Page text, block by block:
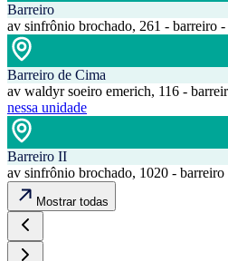
Barreiro
av sinfrônio brochado, 261 - barreiro
Barreiro de Cima
av waldyr soeiro emerich, 116 -
nessa unidade
Barreiro II
av sinfrônio brochado, 1020 -
Mostrar todas